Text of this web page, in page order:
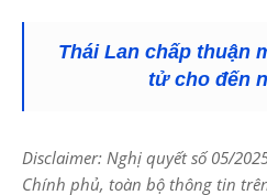
Thái Lan chấp thuận
tử cho đến
Disclaimer: Nghị quyết số 05/
Chính phủ, toàn bộ thông tin